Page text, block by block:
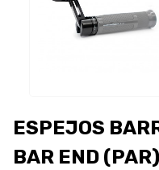
ESPEJOS
BAR END (PAR)